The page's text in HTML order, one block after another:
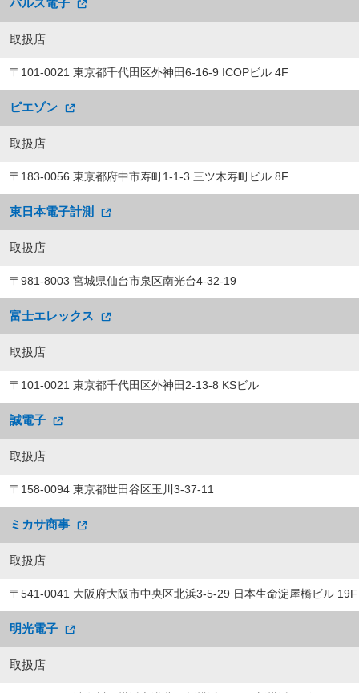
パルス電子
取扱店
〒101-0021 東京都千代田区外神田6-16-9 ICOPビル 4F
ピエゾン
取扱店
〒183-0056 東京都府中市寿町1-1-3 三ツ木寿町ビル 8F
東日本電子計測
取扱店
〒981-8003 宮城県仙台市泉区南光台4-32-19
富士エレックス
取扱店
〒101-0021 東京都千代田区外神田2-13-8 KSビル
誠電子
取扱店
〒158-0094 東京都世田谷区玉川3-37-11
ミカサ商事
取扱店
〒541-0041 大阪府大阪市中央区北浜3-5-29 日本生命淀屋橋ビル 19F
明光電子
取扱店